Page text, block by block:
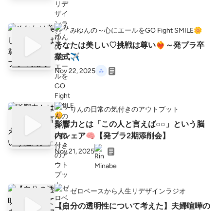
みゆんの～心にエールをGO Fight SMILE🌼
そなたは美しい♡挑戦は尊い❤️‍🔥～発プラ卒
業式✈️
Nov 22, 2025
りんの日常の気付きのアウトプット
影響力とは「この人と言えば○○」という脳
内シェア🧠【発プラ2期添削会】
Nov 21, 2025
ゼロベースから人生リデザインラジオ
【自分の透明性について考えた】夫婦喧嘩の